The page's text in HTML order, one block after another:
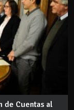
de Cuentas al